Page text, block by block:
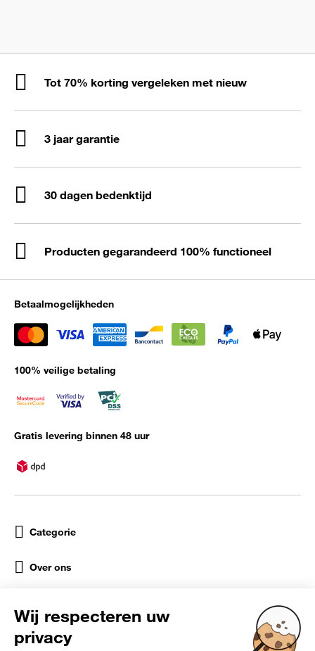
Tot 70% korting vergeleken met nieuw
3 jaar garantie
30 dagen bedenktijd
Producten gegarandeerd 100% functioneel
Betaalmogelijkheden
100% veilige betaling
Gratis levering binnen 48 uur
Categorie
Over ons
Sociale netwerken